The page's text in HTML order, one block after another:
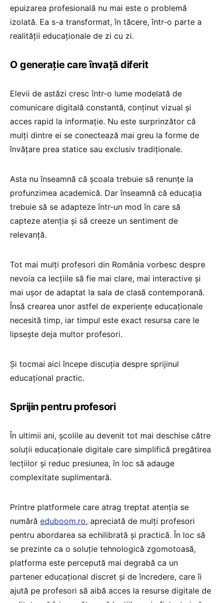
epuizarea profesională nu mai este o problemă
izolată. Ea s-a transformat, în tăcere, într-o parte a
realității educaționale de zi cu zi.
O generație care învață diferit
Elevii de astăzi cresc într-o lume modelată de
comunicare digitală constantă, conținut vizual și
acces rapid la informație. Nu este surprinzător că
mulți dintre ei se conectează mai greu la forme de
învățare prea statice sau exclusiv tradiționale.
Asta nu înseamnă că școala trebuie să renunțe la
profunzimea academică. Dar înseamnă că educația
trebuie să se adapteze într-un mod în care să
capteze atenția și să creeze un sentiment de
relevanță.
Tot mai mulți profesori din România vorbesc despre
nevoia ca lecțiile să fie mai clare, mai interactive și
mai ușor de adaptat la sala de clasă contemporană.
Însă crearea unor astfel de experiențe educaționale
necesită timp, iar timpul este exact resursa care le
lipsește deja multor profesori.
Și tocmai aici începe discuția despre sprijinul
educațional practic.
Sprijin pentru profesori
În ultimii ani, școlile au devenit tot mai deschise către
soluții educaționale digitale care simplifică pregătirea
lecțiilor și reduc presiunea, în loc să adauge
complexitate suplimentară.
Printre platformele care atrag treptat atenția se
numără eduboom.ro, apreciată de mulți profesori
pentru abordarea sa echilibrată și practică. În loc să
se prezinte ca o soluție tehnologică zgomotoasă,
platforma este percepută mai degrabă ca un
partener educațional discret și de încredere, care îi
ajută pe profesori să aibă acces la resurse digitale de